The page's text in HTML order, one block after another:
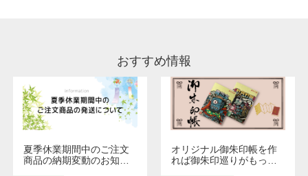
おすすめ情報
夏季休業期間中のご注文
商品の納期変動のお知ら
オリジナル御朱印帳を作
れば御朱印巡りがもっと